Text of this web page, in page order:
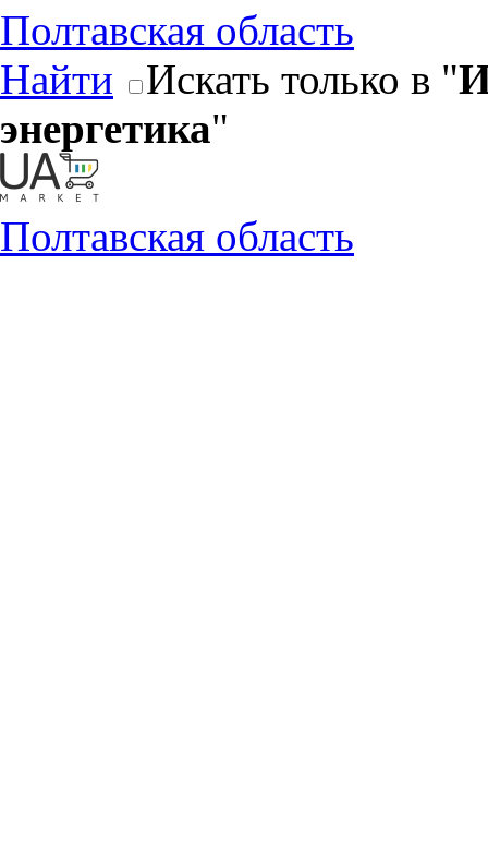
Полтавская область
Найти
Искать только в "
энергетика"
Полтавская область